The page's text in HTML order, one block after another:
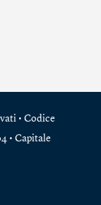
• Codice
• Capitale